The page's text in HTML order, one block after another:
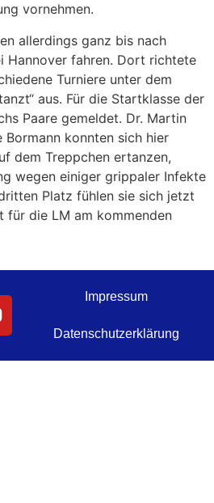
vornehmen.
allerdings ganz bis nach
Hannover fahren. Dort richtete
Turniere unter dem
aus. Für die Startklasse der
Paare gemeldet. Dr. Martin
Bormann konnten sich hier
dem Treppchen ertanzen,
wegen einiger grippaler Infekte
Platz fühlen sie sich jetzt
für die LM am kommenden
Impressum
Datenschutzerklärung